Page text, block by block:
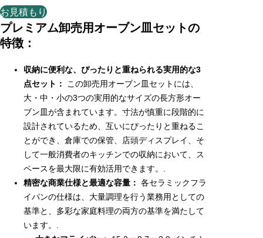
お見積もり
プレミアム卸売用オーブン皿セットの
特徴：
収納に便利な、ぴったりと重ねられる実用的な3
点セット：
この卸売用オーブン皿セットには、
大・中・小の3つの実用的なサイズの長方形オー
ブン皿が含まれています。寸法が慎重に段階的に
設計されているため、互いにぴったりと重ねるこ
とができ、倉庫での保管、店頭ディスプレイ、そ
して一般消費者のキッチンでの収納において、ス
ペースを最大限に有効活用できます。.
精密な商業仕様と最適な容量： 各セラミックフラ
イパンの仕様は、大量調理を行う業務用としての
基準と、多彩な家庭料理の両方の基準を満たして
います。.